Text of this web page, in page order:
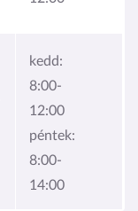
kedd:
8:00-
12:00
péntek:
8:00-
14:00